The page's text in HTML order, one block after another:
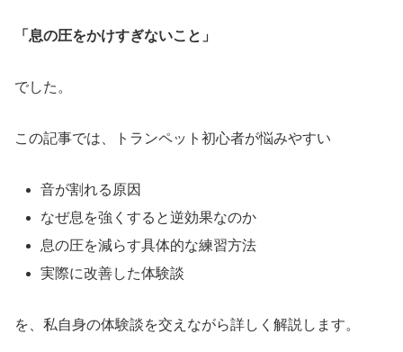
「息の圧をかけすぎないこと」
でした。
この記事では、トランペット初心者が悩みやすい
音が割れる原因
なぜ息を強くすると逆効果なのか
息の圧を減らす具体的な練習方法
実際に改善した体験談
を、私自身の体験談を交えながら詳しく解説します。